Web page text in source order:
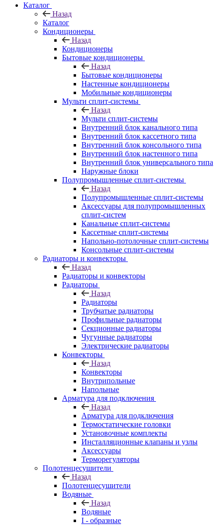
Каталог
Назад
Каталог
Кондиционеры
Назад
Кондиционеры
Бытовые кондиционеры
Назад
Бытовые кондиционеры
Настенные кондиционеры
Мобильные кондиционеры
Мульти сплит-системы
Назад
Мульти сплит-системы
Внутренний блок канального типа
Внутренний блок кассетного типа
Внутренний блок консольного типа
Внутренний блок настенного типа
Внутренний блок универсального типа
Наружные блоки
Полупромышленные сплит-системы
Назад
Полупромышленные сплит-системы
Аксессуары для полупромышленных
сплит-систем
Канальные сплит-системы
Кассетные сплит-системы
Напольно-потолочные сплит-системы
Консольные сплит-системы
Радиаторы и конвекторы
Назад
Радиаторы и конвекторы
Радиаторы
Назад
Радиаторы
Трубчатые радиаторы
Профильные радиаторы
Секционные радиаторы
Чугунные радиаторы
Электрические радиаторы
Конвекторы
Назад
Конвекторы
Внутрипольные
Напольные
Арматура для подключения
Назад
Арматура для подключения
Термостатические головки
Установочные комплекты
Инсталляционные клапаны и узлы
Аксессуары
Терморегуляторы
Полотенцесушители
Назад
Полотенцесушители
Водяные
Назад
Водяные
I - образные